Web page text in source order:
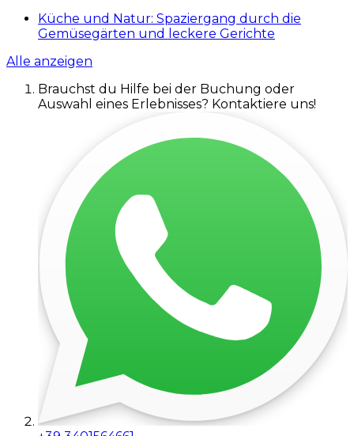
Küche und Natur: Spaziergang durch die
Gemüsegärten und leckere Gerichte
Alle anzeigen
Brauchst du Hilfe bei der Buchung oder
Auswahl eines Erlebnisses? Kontaktiere uns!